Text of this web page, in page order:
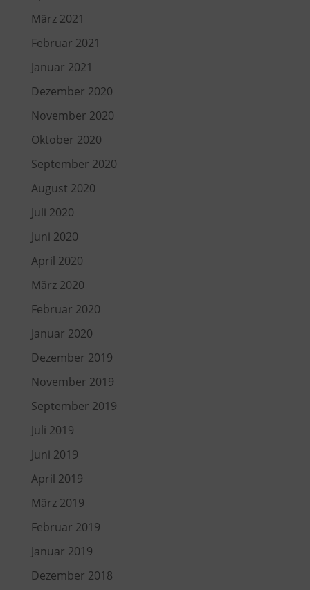
März 2021
Februar 2021
Januar 2021
Dezember 2020
November 2020
Oktober 2020
September 2020
August 2020
Juli 2020
Juni 2020
April 2020
März 2020
Februar 2020
Januar 2020
Dezember 2019
November 2019
September 2019
Juli 2019
Juni 2019
April 2019
März 2019
Februar 2019
Januar 2019
Dezember 2018